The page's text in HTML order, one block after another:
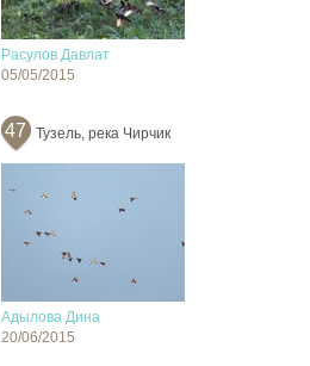
Расулов Давлат
05/05/2015
47 Тузель, река Чирчик
Адылова Дина
20/06/2015